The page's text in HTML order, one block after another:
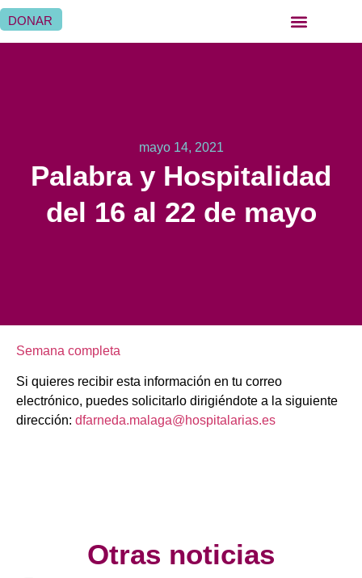
DONAR
mayo 14, 2021
Palabra y Hospitalidad
del 16 al 22 de mayo
Semana completa
Si quieres recibir esta información en tu correo
electrónico, puedes solicitarlo dirigiéndote a la siguiente
dirección: dfarneda.malaga@hospitalarias.es
Otras noticias